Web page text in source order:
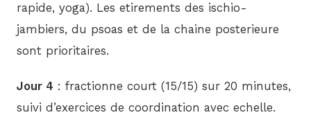
rapide, yoga). Les etirements des ischio-
jambiers, du psoas et de la chaine posterieure
sont prioritaires.
Jour 4 : fractionne court (15/15) sur 20 minutes,
suivi d’exercices de coordination avec echelle.